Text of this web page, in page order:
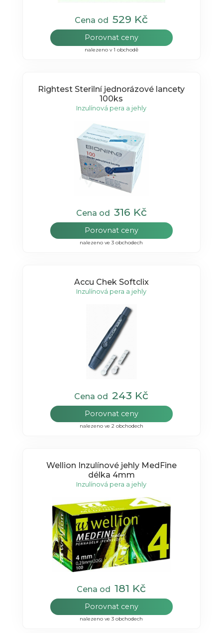
Cena od529 Kč
Porovnat ceny
nalezeno v 1 obchodě
Rightest Sterilní jednorázové lancety
100ks
Inzulínová pera a jehly
Cena od 316 Kč
Porovnat ceny
nalezeno ve 3 obchodech
Accu Chek Softclix
Inzulínová pera a jehly
Cena od243 Kč
Porovnat ceny
nalezeno ve 2 obchodech
Wellion Inzulínové jehly MedFine
délka 4mm
Inzulínová pera a jehly
Cena od181 Kč
Porovnat ceny
nalezeno ve 3 obchodech